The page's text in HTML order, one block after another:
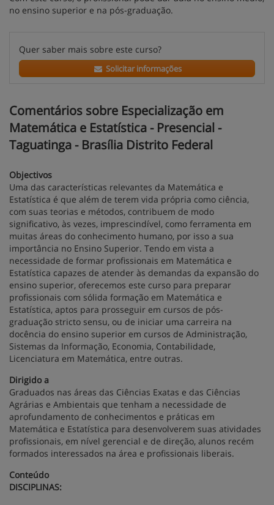
no ensino superior e na pós-graduação.
Quer saber mais sobre este curso?
Solicitar informações
Comentários sobre Especialização em
Matemática e Estatística - Presencial -
Taguatinga - Brasília Distrito Federal
Objectivos
Uma das características relevantes da Matemática e
Estatística é que além de terem vida própria como ciência,
com suas teorias e métodos, contribuem de modo
significativo, às vezes, imprescindível, como ferramenta em
muitas áreas do conhecimento humano, por isso a sua
importância no Ensino Superior. Tendo em vista a
necessidade de formar profissionais em Matemática e
Estatística capazes de atender às demandas da expansão do
ensino superior, oferecemos este curso para preparar
profissionais com sólida formação em Matemática e
Estatística, aptos para prosseguir em cursos de pós-
graduação stricto sensu, ou de iniciar uma carreira na
docência do ensino superior em cursos de Administração,
Sistemas da Informação, Economia, Contabilidade,
Licenciatura em Matemática, entre outras.
Dirigido a
Graduados nas áreas das Ciências Exatas e das Ciências
Agrárias e Ambientais que tenham a necessidade de
aprofundamento de conhecimentos e práticas em
Matemática e Estatística para desenvolverem suas atividades
profissionais, em nível gerencial e de direção, alunos recém
formados interessados na área e profissionais liberais.
Conteúdo
DISCIPLINAS: